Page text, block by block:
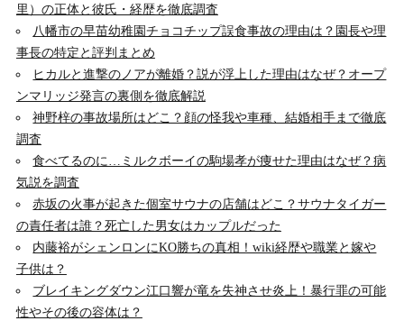
里）の正体と彼氏・経歴を徹底調査
八幡市の早苗幼稚園チョコチップ誤食事故の理由は？園長や理
事長の特定と評判まとめ
ヒカルと進撃のノアが離婚？説が浮上した理由はなぜ？オープ
ンマリッジ発言の裏側を徹底解説
神野梓の事故場所はどこ？顔の怪我や車種、結婚相手まで徹底
調査
食べてるのに…ミルクボーイの駒場孝が痩せた理由はなぜ？病
気説を調査
赤坂の火事が起きた個室サウナの店舗はどこ？サウナタイガー
の責任者は誰？死亡した男女はカップルだった
内藤裕がシェンロンにKO勝ちの真相！wiki経歴や職業と嫁や
子供は？
ブレイキングダウン江口響が竜を失神させ炎上！暴行罪の可能
性やその後の容体は？